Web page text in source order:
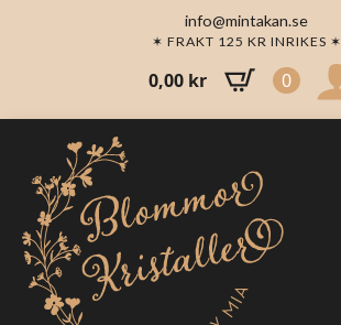
info@mintakan.se
✶ FRAKT 125 KR INRIKES ✶
0,00 kr 0